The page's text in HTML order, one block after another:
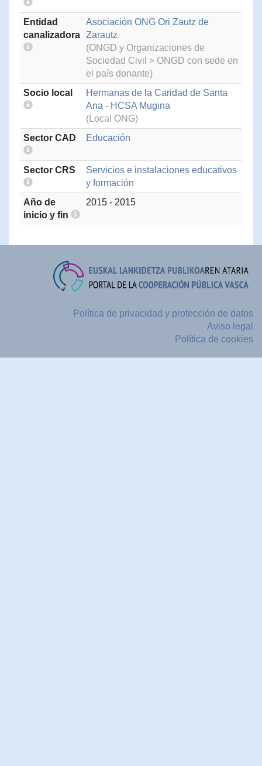
Entidad
canalizadora
Asociación ONG Ori Zautz de
Zarautz
(ONGD y Organizaciones de
Sociedad Civil > ONGD con sede en
el país donante)
Socio local
Hermanas de la Caridad de Santa
Ana - HCSA Mugina
(Local ONG)
Sector CAD
Educación
Sector CRS
Servicios e instalaciones educativos
y formación
Año de
inicio y fin
2015 - 2015
Política de privacidad y protección de datos
Aviso legal
Política de cookies